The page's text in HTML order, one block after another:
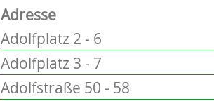
Adresse
Adolfplatz 2 - 6
Adolfplatz 3 - 7
Adolfstraße 50 - 58